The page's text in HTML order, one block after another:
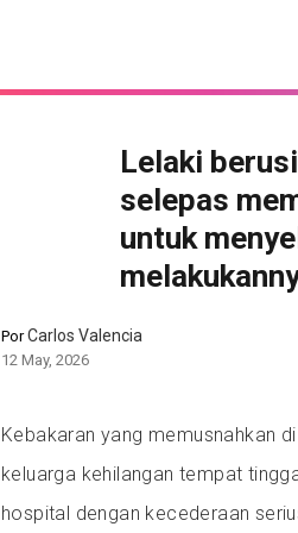
Lelaki
selepas
untuk
PorCarlos Valencia
12 May, 2026
Kebakaran yang memusnahkan
keluarga kehilangan tempat
hospital dengan kecederaan